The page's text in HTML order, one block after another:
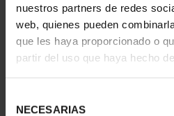
nuestros partners de redes
web, quienes pueden
que les haya proporcionado o
partir del uso que haya hecho
NECESARIAS